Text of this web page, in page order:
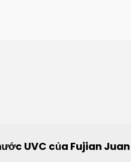
UVC của Fujian